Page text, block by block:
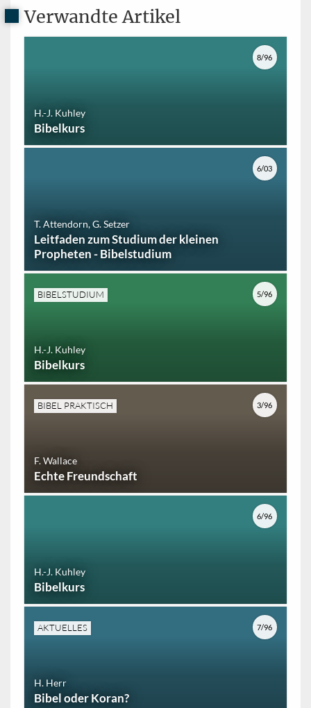
Verwandte Artikel
H.-J. Kuhley
Bibelkurs
8/96
T. Attendorn, G. Setzer
Leitfaden zum Studium der kleinen
Propheten - Bibelstudium
6/03
BIBELSTUDIUM
H.-J. Kuhley
Bibelkurs
5/96
BIBEL PRAKTISCH
F. Wallace
Echte Freundschaft
3/96
H.-J. Kuhley
Bibelkurs
6/96
AKTUELLES
H. Herr
Bibel oder Koran?
7/96